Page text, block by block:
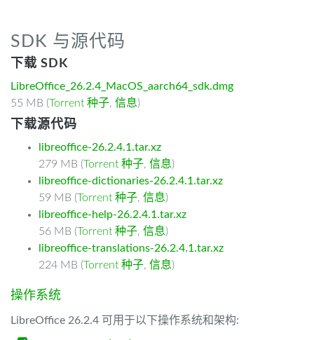
SDK 与源代码
下载 SDK
LibreOffice_26.2.4_MacOS_aarch64_sdk.dmg
55 MB (Torrent 种子, 信息)
下载源代码
libreoffice-26.2.4.1.tar.xz
279 MB (Torrent 种子, 信息)
libreoffice-dictionaries-26.2.4.1.tar.xz
59 MB (Torrent 种子, 信息)
libreoffice-help-26.2.4.1.tar.xz
56 MB (Torrent 种子, 信息)
libreoffice-translations-26.2.4.1.tar.xz
224 MB (Torrent 种子, 信息)
操作系统
LibreOffice 26.2.4 可用于以下操作系统和架构: